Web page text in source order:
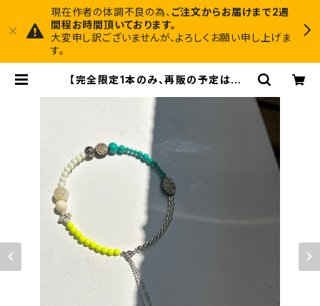
現在作者の体調不良の為、 ご注文からお届けまで2週
間程お時間頂いております。
大変申し訳ございませんが、よろしくお願い申し上げま
す。
【完全限定1本のみ、再販の予定はあり
ght Art Factory 1枚でインテリア
に馴染むアートと、ちょっと尖ったアク